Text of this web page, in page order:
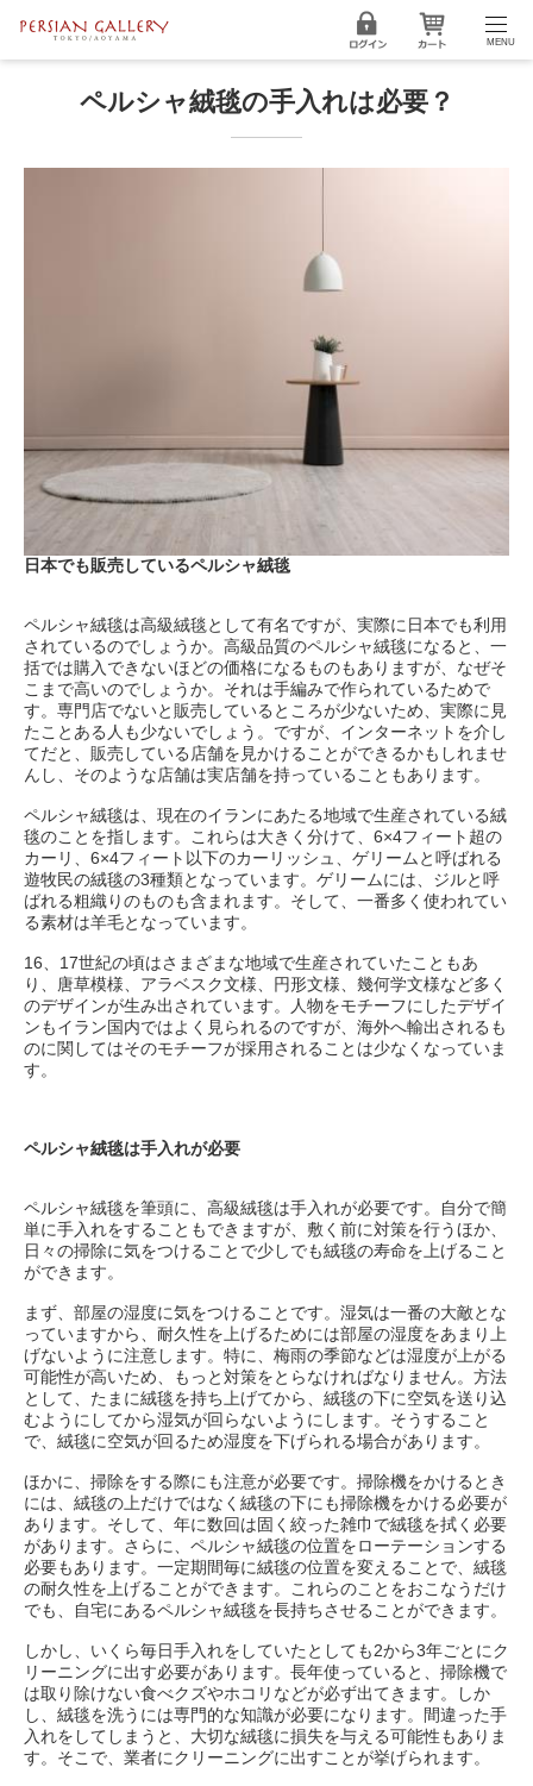
MENU
ペルシャ絨毯の手入れは必要？
日本でも販売しているペルシャ絨毯
ペルシャ絨毯は高級絨毯として有名ですが、実際に日本でも利用
されているのでしょうか。高級品質のペルシャ絨毯になると、一
括では購入できないほどの価格になるものもありますが、なぜそ
こまで高いのでしょうか。それは手編みで作られているためで
す。専門店でないと販売しているところが少ないため、実際に見
たことある人も少ないでしょう。ですが、インターネットを介し
てだと、販売している店舗を見かけることができるかもしれませ
んし、そのような店舗は実店舗を持っていることもあります。
ペルシャ絨毯は、現在のイランにあたる地域で生産されている絨
毯のことを指します。これらは大きく分けて、6×4フィート超の
カーリ、6×4フィート以下のカーリッシュ、ゲリームと呼ばれる
遊牧民の絨毯の3種類となっています。ゲリームには、ジルと呼
ばれる粗織りのものも含まれます。そして、一番多く使われてい
る素材は羊毛となっています。
16、17世紀の頃はさまざまな地域で生産されていたこともあ
り、唐草模様、アラベスク文様、円形文様、幾何学文様など多く
のデザインが生み出されています。人物をモチーフにしたデザイ
ンもイラン国内ではよく見られるのですが、海外へ輸出されるも
のに関してはそのモチーフが採用されることは少なくなっていま
す。
ペルシャ絨毯は手入れが必要
ペルシャ絨毯を筆頭に、高級絨毯は手入れが必要です。自分で簡
単に手入れをすることもできますが、敷く前に対策を行うほか、
日々の掃除に気をつけることで少しでも絨毯の寿命を上げること
ができます。
まず、部屋の湿度に気をつけることです。湿気は一番の大敵とな
っていますから、耐久性を上げるためには部屋の湿度をあまり上
げないように注意します。特に、梅雨の季節などは湿度が上がる
可能性が高いため、もっと対策をとらなければなりません。方法
として、たまに絨毯を持ち上げてから、絨毯の下に空気を送り込
むようにしてから湿気が回らないようにします。そうすること
で、絨毯に空気が回るため湿度を下げられる場合があります。
ほかに、掃除をする際にも注意が必要です。掃除機をかけるとき
には、絨毯の上だけではなく絨毯の下にも掃除機をかける必要が
あります。そして、年に数回は固く絞った雑巾で絨毯を拭く必要
があります。さらに、ペルシャ絨毯の位置をローテーションする
必要もあります。一定期間毎に絨毯の位置を変えることで、絨毯
の耐久性を上げることができます。これらのことをおこなうだけ
でも、自宅にあるペルシャ絨毯を長持ちさせることができます。
しかし、いくら毎日手入れをしていたとしても2から3年ごとにク
リーニングに出す必要があります。長年使っていると、掃除機で
は取り除けない食べクズやホコリなどが必ず出てきます。しか
し、絨毯を洗うには専門的な知識が必要になります。間違った手
入れをしてしまうと、大切な絨毯に損失を与える可能性もありま
す。そこで、業者にクリーニングに出すことが挙げられます。